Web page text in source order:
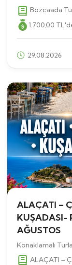
Bozcaada
1.700 ,00 TL
29.08.2026
ALAÇATI –
KUŞADASI-
AĞUSTOS
Konaklamalı
ALAÇATI –